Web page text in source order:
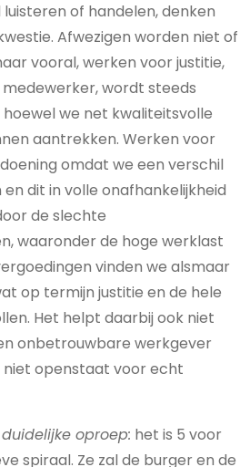
of handelen, denken
Afwezigen worden niet of
vooral, werken voor justitie,
wordt steeds
we net kwaliteitsvolle
aantrekken. Werken voor
omdat we een verschil
dit in volle onafhankelijkheid
de slechte
waaronder de hoge werklast
vinden we alsmaar
op termijn justitie en de hele
Het helpt daarbij ook niet
onbetrouwbare werkgever
niet openstaat voor echt
oproep: het is 5 voor
spiraal. Ze zal de burger en de